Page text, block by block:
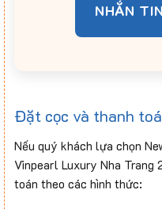
NHẮN
Đặt cọc và thanh
Nếu quý khách lựa chọn
Vinpearl Luxury Nha Trang
toán theo các hình thức: